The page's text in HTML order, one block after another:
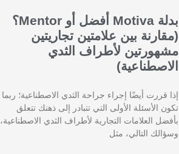
بدلة Motiva أفضل أو Mentor؟
(مقارنة بين علامتين تجاريتين
مشهورتين لأطراف الثدي
الاصطناعية)
إذا قررت أيضًا إجراء جراحة الثدي الاصطناعية؛ ربما
تكون الأسئلة الأولى التي تتبادر إلى ذهنك تتعلق
بأفضل العلامات التجارية لأطراف الثدي الاصطناعية،
وسؤالك التالي، مثل